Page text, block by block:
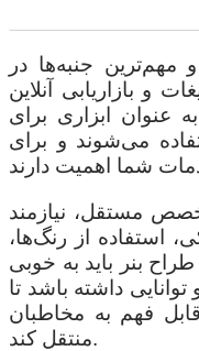
جنبه‌ها در
و بازاریابی آنلاین
عنوان ابزاری برای
می‌شوند و برای
مستقل، نیازمند
استفاده از رنگ‌ها،
بنر باید به خوبی
داشته باشد تا
فهم به مخاطبان
منتقل کند.